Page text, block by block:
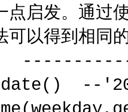
点启发。通过
可以得到相同
--